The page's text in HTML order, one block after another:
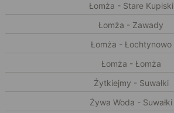
Łomża - Stare Kupiski
Łomża - Zawady
Łomża - Łochtynowo
Łomża - Łomża
Żytkiejmy - Suwałki
Żywa Woda - Suwałki